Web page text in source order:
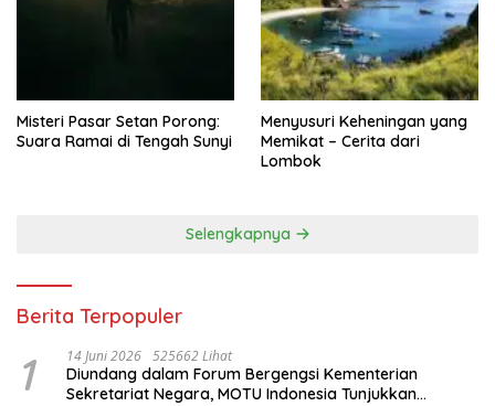
Misteri Pasar Setan Porong:
Suara Ramai di Tengah Sunyi
Menyusuri Keheningan yang
Memikat – Cerita dari
Lombok
Selengkapnya
Berita Terpopuler
1 14 Juni 2026 525662 Lihat
Diundang dalam Forum Bergengsi Kementerian
Sekretariat Negara, MOTU Indonesia Tunjukkan